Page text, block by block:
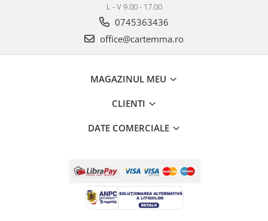
L - V 9.00 - 17.00
0745363436
office@cartemma.ro
MAGAZINUL MEU
CLIENTI
DATE COMERCIALE